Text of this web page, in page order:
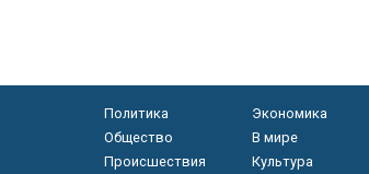
Политика
Экономика
Общество
В мире
Происшествия
Культура